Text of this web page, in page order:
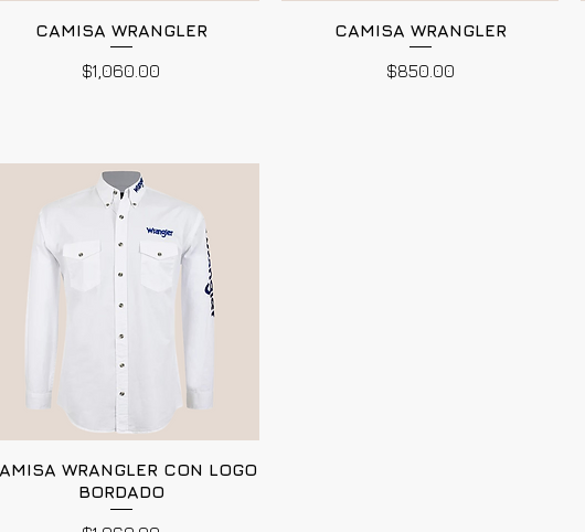
CAMISA WRANGLER
Precio
$1,060.00
CAMISA WRANGLER
Precio
$850.00
WRANGLER CON LOGO
BORDADO